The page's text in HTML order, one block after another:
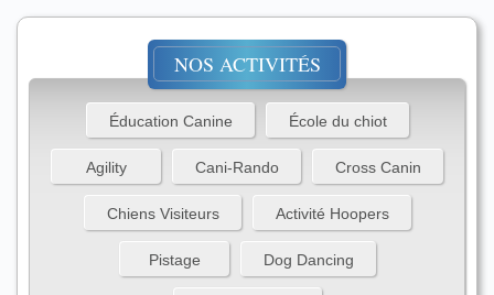
NOS ACTIVITÉS
Éducation Canine École du chiot
Agility Cani-Rando Cross Canin
Chiens Visiteurs Activité Hoopers
Pistage Dog Dancing